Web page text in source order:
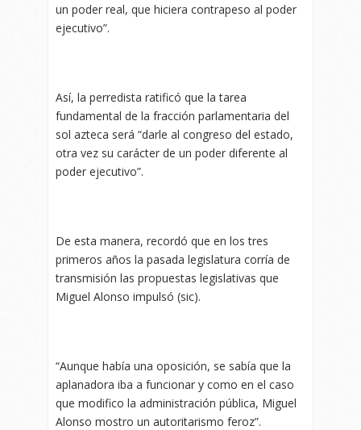
un poder real, que hiciera contrapeso al poder
ejecutivo”.
Así, la perredista ratificó que la tarea
fundamental de la fracción parlamentaria del
sol azteca será “darle al congreso del estado,
otra vez su carácter de un poder diferente al
poder ejecutivo”.
De esta manera, recordó que en los tres
primeros años la pasada legislatura corría de
transmisión las propuestas legislativas que
Miguel Alonso impulsó (sic).
“Aunque había una oposición, se sabía que la
aplanadora iba a funcionar y como en el caso
que modifico la administración pública, Miguel
Alonso mostro un autoritarismo feroz”.